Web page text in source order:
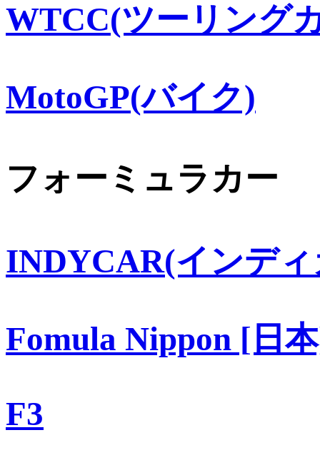
WTCC(ツーリング
MotoGP(バイク)
フォーミュラカー
INDYCAR(インデ
Fomula Nippon [日
F3